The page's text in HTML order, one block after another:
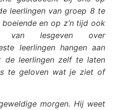
leerlingen van groep 8 te
en op z’n tijd ook
van lesgeven over
leerlingen hangen aan
de leerlingen zelf te laten
te geloven wat je ziet of
morgen. Hij weet